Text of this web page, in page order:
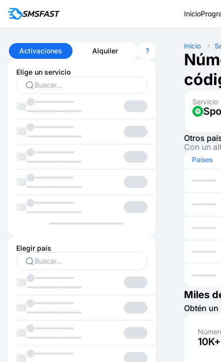
Inicio
Activaciones Alquiler
Elige un servicio
Elegir país
Inicio
Servicio
Otros
Con un
Países
Miles
Obtén
10K+